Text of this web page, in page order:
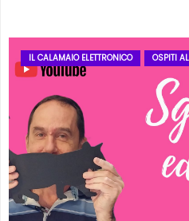
IL CALAMAIO ELETTRONICO OSPITI